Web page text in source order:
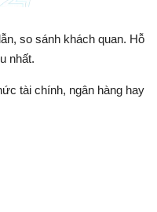
so sánh khách quan. Hỗ
nhất.
tài chính, ngân hàng hay